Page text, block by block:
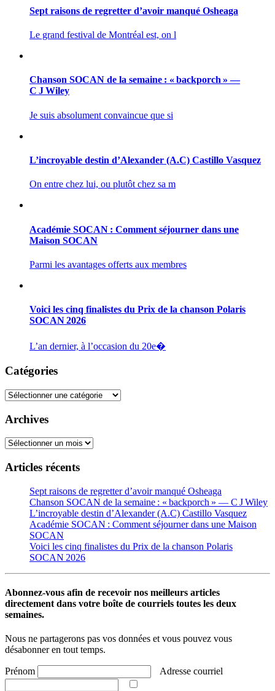
Sept raisons de regretter d’avoir manqué Osheaga
Le grand festival de Montréal est, on l
Chanson SOCAN de la semaine : « backporch » —
C J Wiley
Je suis absolument convaincue que si
L’incroyable destin d’Alexander (A.C) Castillo Vasquez
On entre chez lui, ou plutôt chez sa m
Académie SOCAN : Comment séjourner dans une
Maison SOCAN
Parmi les avantages offerts aux membres
Voici les cinq finalistes du Prix de la chanson Polaris
SOCAN 2026
L’an dernier, à l’occasion du 20e�
Catégories
Catégories
Archives
Archives
Articles récents
Sept raisons de regretter d’avoir manqué Osheaga
Chanson SOCAN de la semaine : « backporch » — C J Wiley
L’incroyable destin d’Alexander (A.C) Castillo Vasquez
Académie SOCAN : Comment séjourner dans une Maison
SOCAN
Voici les cinq finalistes du Prix de la chanson Polaris
SOCAN 2026
Abonnez-vous afin de recevoir nos meilleurs articles
directement dans votre boîte de courriels toutes les deux
semaines.
Nous ne partagerons pas vos données et vous pouvez vous
désabonner en tout temps.
Prénom Adresse courriel